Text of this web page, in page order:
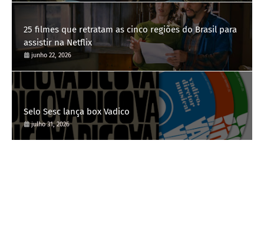
25 filmes que retratam as cinco regiões do Brasil para
assistir na Netflix
junho 22, 2026
Selo Sesc lança box Vadico
julho 31, 2026